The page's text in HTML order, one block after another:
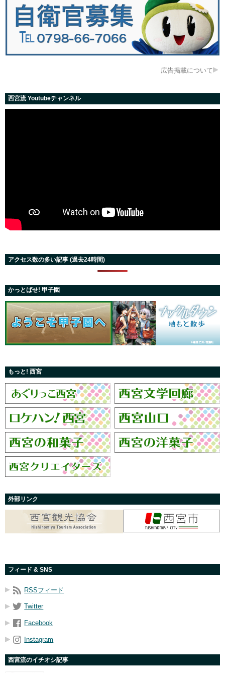
広告掲載について
西宮流 Youtubeチャンネル
アクセス数の多い記事 (過去24時間)
かっとばせ! 甲子園
もっと! 西宮
外部リンク
フィード & SNS
RSSフィード
Twitter
Facebook
Instagram
西宮流のイチオシ記事